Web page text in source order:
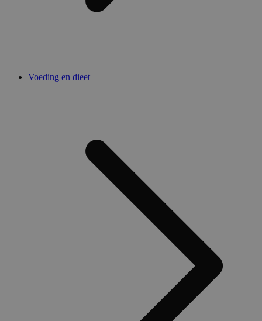
Voeding en dieet